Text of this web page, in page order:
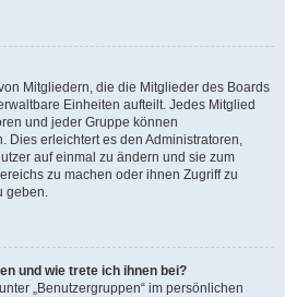
Mitgliedern, die die Mitglieder des Boards
Einheiten aufteilt. Jedes Mitglied
und jeder Gruppe können
Dies erleichtert es den Administratoren,
auf einmal zu ändern und sie zum
zu machen oder ihnen Zugriff zu
geben.
und wie trete ich ihnen bei?
„Benutzergruppen“ im persönlichen